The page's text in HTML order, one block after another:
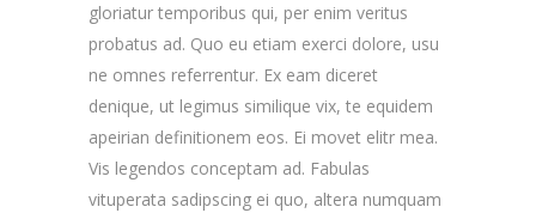
gloriatur temporibus qui, per enim veritus
probatus ad. Quo eu etiam exerci dolore, usu
ne omnes referrentur. Ex eam diceret
denique, ut legimus similique vix, te equidem
apeirian definitionem eos. Ei movet elitr mea.
Vis legendos conceptam ad. Fabulas
vituperata sadipscing ei quo, altera numquam